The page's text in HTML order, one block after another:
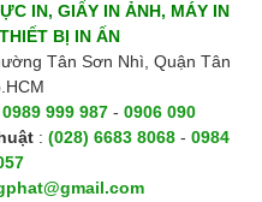
IN, GIẤY IN ẢNH, MÁY IN
BỊ IN ẤN
Tân Sơn Nhì, Quận Tân
0989 999 987 - 0906 090
: (028) 6683 8068 - 0984